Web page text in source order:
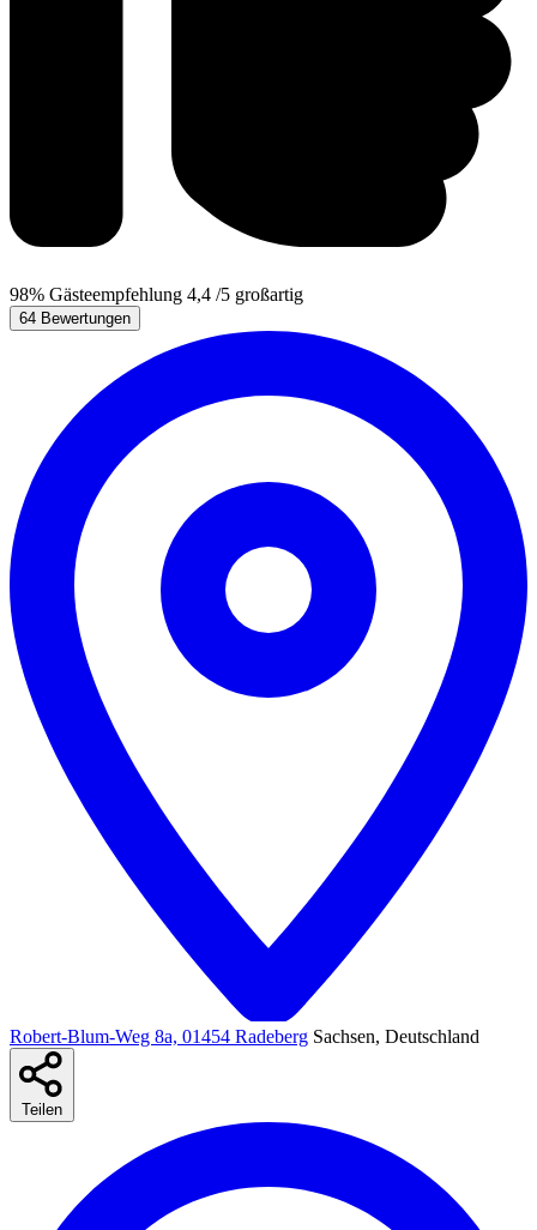
98% Gästeempfehlung 4,4 /5 großartig
64 Bewertungen
Robert-Blum-Weg 8a, 01454 Radeberg Sachsen, Deutschland
Teilen